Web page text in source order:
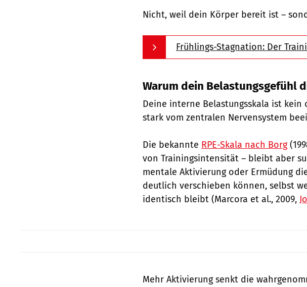
Nicht, weil dein Körper bereit ist –
Frühlings-Stagnation: Der
Warum dein Belastungsgefühl
Deine interne Belastungsskala ist kein
stark vom zentralen Nervensystem
Die bekannte RPE-Skala nach Borg
von Trainingsintensität – bleibt aber
mentale Aktivierung oder Ermüdung
deutlich verschieben können, selbst
identisch bleibt (Marcora et al., 2009,
Mehr Aktivierung senkt die